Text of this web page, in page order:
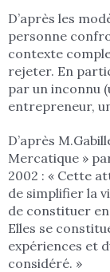
D’après les
personne
contexte
rejeter. En
par un inconnu
entrepreneur,
D’après
Mercatique »
2002 : « Cette
de simplifier la
de constituer
Elles se
expériences et
considéré. »